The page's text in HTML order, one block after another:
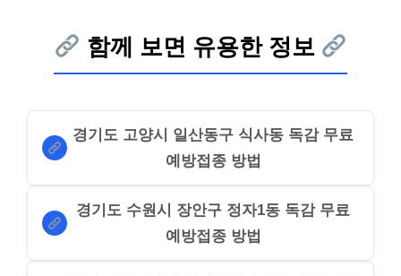
함께 보면 유용한 정보
경기도 고양시 일산동구 식사동 독감 무료
예방접종 방법
경기도 수원시 장안구 정자1동 독감 무료
예방접종 방법